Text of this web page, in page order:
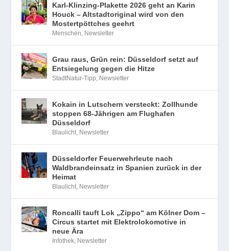
Karl-Klinzing-Plakette 2026 geht an Karin
Houck – Altstadtoriginal wird von den
Mostertpöttches geehrt
Menschen Newsletter
Grau raus, Grün rein: Düsseldorf setzt auf
Entsiegelung gegen die Hitze
StadtNatur-Tipp Newsletter
Kokain in Lutschern versteckt: Zollhunde
stoppen 68-Jährigen am Flughafen
Düsseldorf
Blaulicht Newsletter
Düsseldorfer Feuerwehrleute nach
Waldbrandeinsatz in Spanien zurück in der
Heimat
Blaulicht Newsletter
Roncalli tauft Lok „Zippo“ am Kölner Dom –
Circus startet mit Elektrolokomotive in
neue Ära
Infothek Newsletter